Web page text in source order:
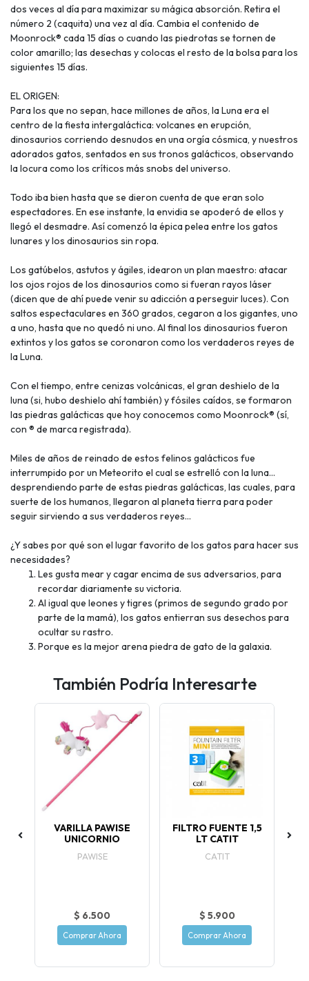
dos veces al día para maximizar su mágica absorción. Retira el
número 2 (caquita) una vez al día. Cambia el contenido de
Moonrock® cada 15 días o cuando las piedrotas se tornen de
color amarillo; las desechas y colocas el resto de la bolsa para los
siguientes 15 días.
EL ORIGEN:
Para los que no sepan, hace millones de años, la Luna era el
centro de la fiesta intergaláctica: volcanes en erupción,
dinosaurios corriendo desnudos en una orgía cósmica, y nuestros
adorados gatos, sentados en sus tronos galácticos, observando
la locura como los críticos más snobs del universo.
Todo iba bien hasta que se dieron cuenta de que eran solo
espectadores. En ese instante, la envidia se apoderó de ellos y
llegó el desmadre. Así comenzó la épica pelea entre los gatos
lunares y los dinosaurios sin ropa.
Los gatúbelos, astutos y ágiles, idearon un plan maestro: atacar
los ojos rojos de los dinosaurios como si fueran rayos láser
(dicen que de ahí puede venir su adicción a perseguir luces). Con
saltos espectaculares en 360 grados, cegaron a los gigantes, uno
a uno, hasta que no quedó ni uno. Al final los dinosaurios fueron
extintos y los gatos se coronaron como los verdaderos reyes de
la Luna.
Con el tiempo, entre cenizas volcánicas, el gran deshielo de la
luna (si, hubo deshielo ahí también) y fósiles caídos, se formaron
las piedras galácticas que hoy conocemos como Moonrock® (sí,
con ® de marca registrada).
Miles de años de reinado de estos felinos galácticos fue
interrumpido por un Meteorito el cual se estrelló con la luna…
desprendiendo parte de estas piedras galácticas, las cuales, para
suerte de los humanos, llegaron al planeta tierra para poder
seguir sirviendo a sus verdaderos reyes…
¿Y sabes por qué son el lugar favorito de los gatos para hacer sus
necesidades?
Les gusta mear y cagar encima de sus adversarios, para
recordar diariamente su victoria.
Al igual que leones y tigres (primos de segundo grado por
parte de la mamá), los gatos entierran sus desechos para
ocultar su rastro.
Porque es la mejor arena piedra de gato de la galaxia.
También Podría Interesarte
VARILLA PAWISE
UNICORNIO
PAWISE
$ 6.500
Comprar Ahora
FILTRO FUENTE 1,5
LT CATIT
CATIT
$ 5.900
Comprar Ahora